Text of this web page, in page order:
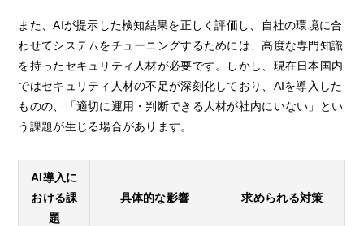
また、AIが提示した検知結果を正しく評価し、自社の環境に合
わせてシステムをチューニングするためには、高度な専門知識
を持ったセキュリティ人材が必要です。しかし、現在日本国内
ではセキュリティ人材の不足が深刻化しており、AIを導入した
ものの、「適切に運用・判断できる人材が社内にいない」とい
う課題が生じる場合があります。
AI導入に
おける課
題
具体的な影響 求められる対策